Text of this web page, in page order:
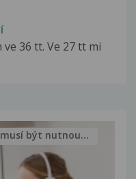
36 tt. Ve 27 tt mi
být nutnou...